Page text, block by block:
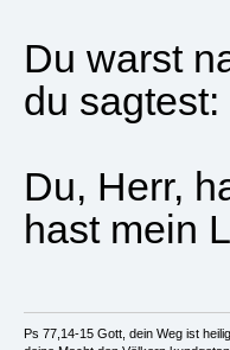
Du warst
du
Du, Herr,
hast mein
Ps 77,14-15 Gott, dein Weg ist